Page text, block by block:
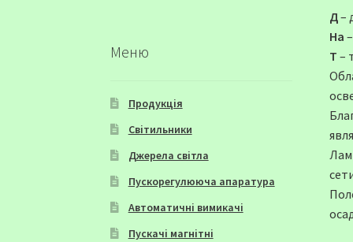
Д–
На
Т –
Меню
Продукція
Світильники
Джерела світла
Пускорегулююча апаратура
Автоматичні вимикачі
Пускачі магнітні